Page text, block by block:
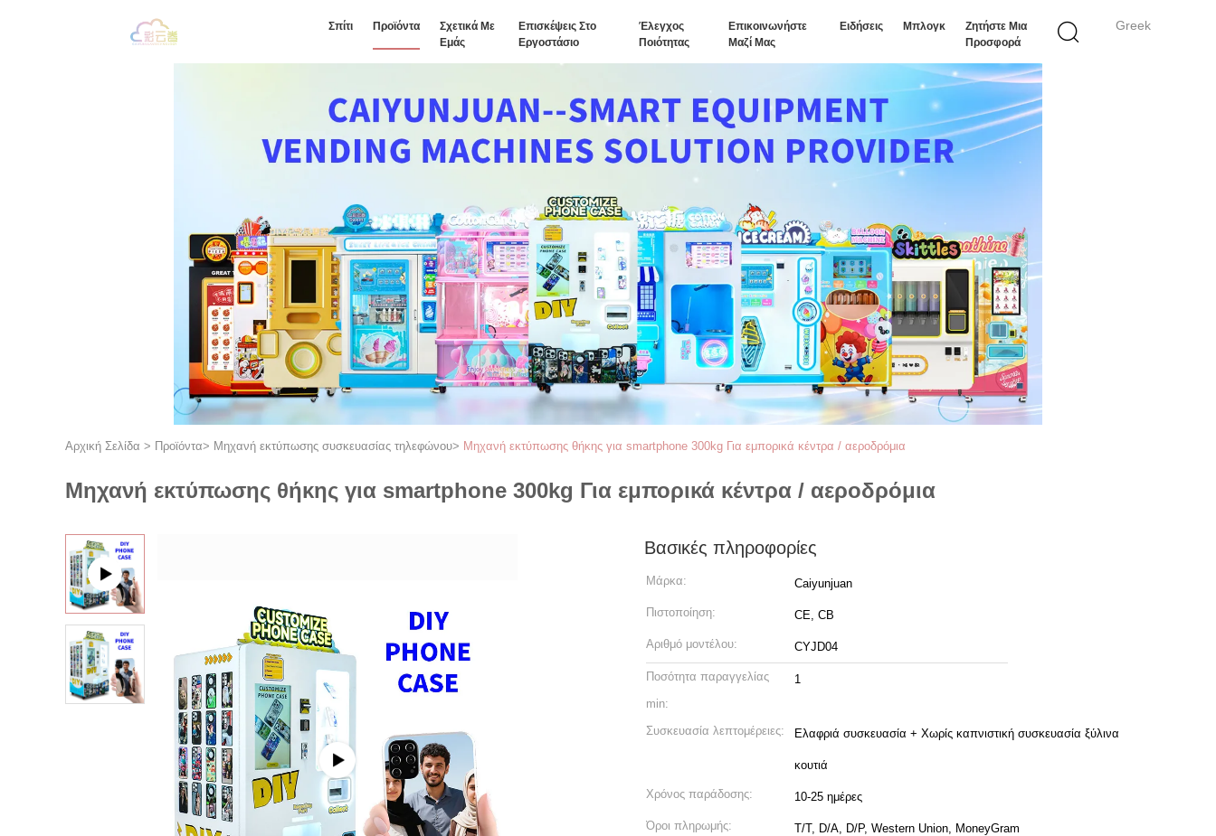
Greek
Σπίτι Προϊόντα
Σχετικά Με
Εμάς
Επισκέψεις Στο
Εργοστάσιο
Έλεγχος
Ποιότητας
Επικοινωνήστε
Μαζί Μας
Ειδήσεις Μπλογκ
Ζητήστε Μια
Προσφορά
Αρχική Σελίδα > Προϊόντα> Μηχανή εκτύπωσης συσκευασίας τηλεφώνου> Μηχανή εκτύπωσης θήκης για smartphone 300kg Για εμπορικά κέντρα / αεροδρόμια
Μηχανή εκτύπωσης θήκης για smartphone 300kg Για εμπορικά κέντρα / αεροδρόμια
Βασικές πληροφορίες
Μάρκα: Caiyunjuan
Πιστοποίηση: CE, CB
Αριθμό μοντέλου: CYJD04
Ποσότητα παραγγελίας
min:
1
Συσκευασία λεπτομέρειες: Ελαφριά συσκευασία + Χωρίς καπνιστική συσκευασία ξύλινα
κουτιά
Χρόνος παράδοσης: 10-25 ημέρες
Όροι πληρωμής: T/T, D/A, D/P, Western Union, MoneyGram